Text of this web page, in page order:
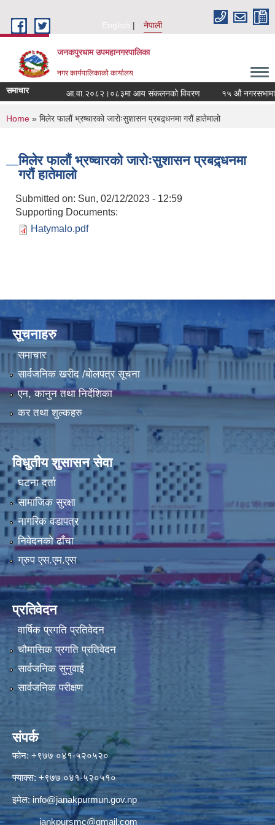
English
नेपाली
जनकपुरधाम उपमहानगरपालिका
नगर कार्यपालिकाको कार्यालय
समाचार आ.वा.२०८२।०८३मा आय संकलनको विवरण १५ औं नगरसभामा
You are here
Home » मिलेर फालौं भ्रष्चारको जारोःसुशासन प्रबद्र्धनमा गरौं हातेमालो
मिलेर फालौं भ्रष्चारको जारोःसुशासन प्रबद्र्धनमा
गरौं हातेमालो
Submitted on: Sun, 02/12/2023 - 12:59
Supporting Documents:
Hatymalo.pdf
सूचनाहरु
समाचार
सार्वजनिक खरीद /बोलपत्र सूचना
एन, कानुन तथा निर्देशिका
कर तथा शुल्कहरु
विधुतीय शुसासन सेवा
घटना दर्ता
सामाजिक सुरक्षा
नागरिक वडापत्र
निवेदनको ढाँचा
ग्रुप एस.एम.एस
प्रतिवेदन
वार्षिक प्रगति प्रतिवेदन
चौमासिक प्रगति प्रतिवेदन
सार्वजनिक सुनुवाई
सार्वजनिक परीक्षण
संपर्क
फोन: +९७७ ०४१-५२०५२०
फ्याक्स: +९७७ ०४१-५२०५१०
इमेल:info@janakpurmun.gov.np
jankpursmc@gmail.com